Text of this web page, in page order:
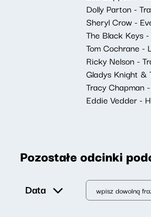
Dolly Parton -
Sheryl Crow -
The Black Keys
Tom Cochrane -
Ricky Nelson -
Gladys Knight &
Tracy Chapman
Eddie Vedder -
Pozostałe odcinki
Data